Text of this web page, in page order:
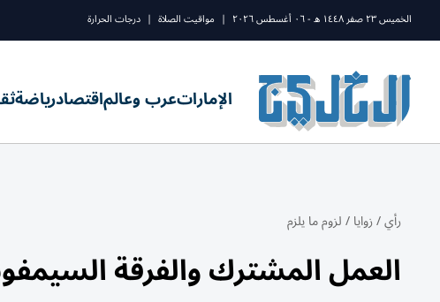
الخميس ٢٣ صفر ١٤٤٨ ه - ٠٦ أغسطس ٢٠٢٦ | مواقيت الصلاة | درجات الحرارة
الإماراتعرب وعالماقتصادرياضة
رأي/زوايا/لزوم ما يلزم
العمل المشترك والفرقة